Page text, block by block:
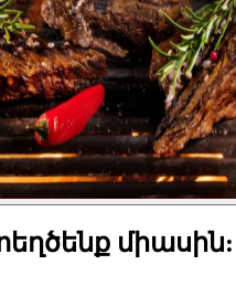
միասին: